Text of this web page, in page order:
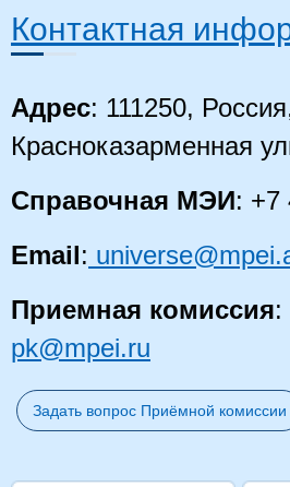
Контактная
Адрес: 111250,
Красноказарменная
Справочная МЭИ: +7
Email:
Приемная комиссия:
pk@mpei.ru
Задать вопрос Приёмной комиссии